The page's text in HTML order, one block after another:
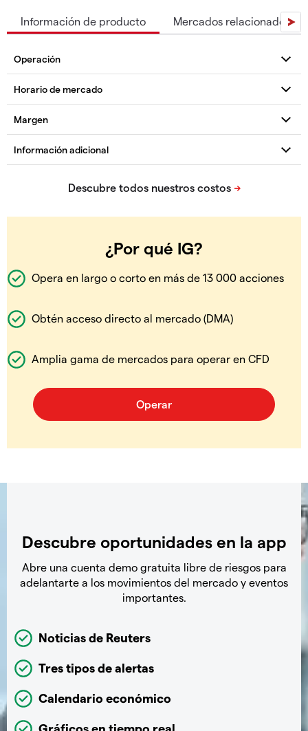
Información de producto Mercados relacionados
¿Por qué IG?
Opera en largo o corto en más de 13 000 acciones
Obtén acceso directo al mercado (DMA)
Amplia gama de mercados para operar en CFD
Descubre oportunidades en la app
Abre una cuenta demo gratuita libre de riesgos para
adelantarte a los movimientos del mercado y eventos
importantes.
Noticias de Reuters
Tres tipos de alertas
Calendario económico
Gráficos en tiempo real